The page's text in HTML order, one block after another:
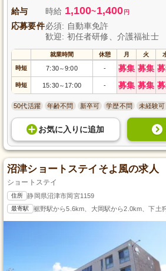
給与 時給 1,100~1,400 円
応募要件必須: 自動車免許
歓迎: 初任者研修、介護福祉士
就業時間 休憩 月 火
時短 7:30～9:00 - 募集 募集
時短 15:30～ 17:00 - 募集 募集
50代活躍 年齢不問 新卒可 学歴不問 未経験可
お気に入り に追加
沼津ショートステイそよ風の求人
ショートステイ
住所 静岡県沼津市岡宮1159
最寄駅 裾野駅から5.6km、大岡駅から2.0km、下土